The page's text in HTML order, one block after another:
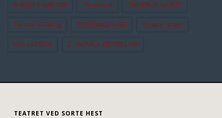
SHIRLEY VALENTINE Tarok-Kort TEATERKATALOGET
The Art Of Falling THE FEMALE GAZE Torben Toben
VIVA LA FRIDA Z - MONICA ZETTERLUND
TEATRET VED SORTE HEST